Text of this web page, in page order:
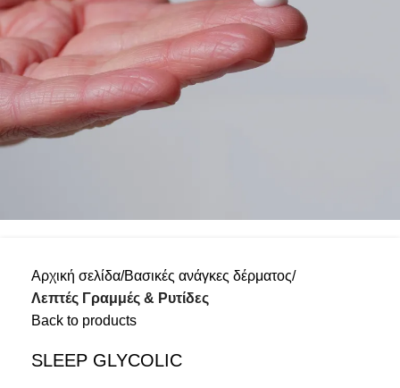
Αρχική σελίδα Βασικές ανάγκες δέρματος
Λεπτές Γραμμές & Ρυτίδες
Back to products
SLEEP GLYCOLIC